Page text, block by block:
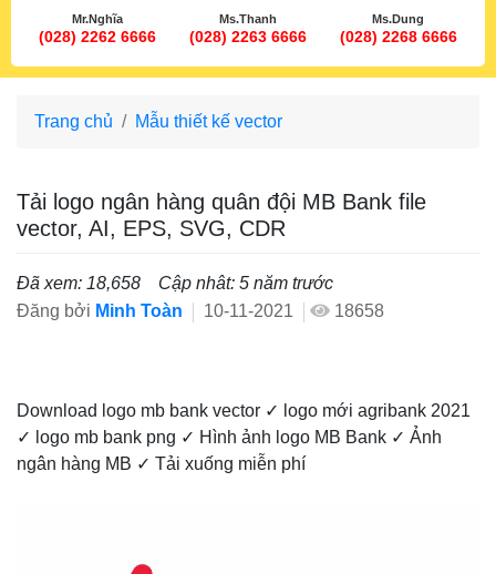
Mr.Nghĩa
(028) 2262 6666
Ms.Thanh
(028) 2263 6666
Ms.Dung
(028) 2268 6666
Trang chủ Mẫu thiết kế vector
Tải logo ngân hàng quân đội MB Bank file
vector, AI, EPS, SVG, CDR
Đã xem: 18,658
Cập nhât: 5 năm trước
Đăng bởi Minh Toàn 10-11-2021 18658
Download logo mb bank vector ✓ logo mới agribank 2021
✓ logo mb bank png ✓ Hình ảnh logo MB Bank ✓ Ảnh
ngân hàng MB ✓ Tải xuống miễn phí